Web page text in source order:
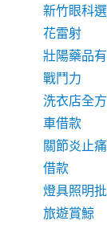
新竹眼科
花雷射
壯陽藥品
戰鬥力
洗衣店全
車借款
關節炎止
借款
燈具照明
旅遊賞鯨